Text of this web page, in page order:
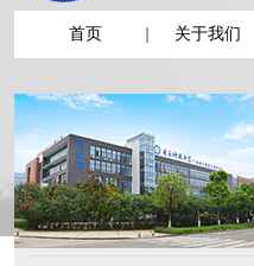
首页 关于我们